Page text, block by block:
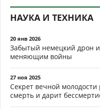
НАУКА И ТЕХНИКА
20 янв 2026
Забытый немецкий дрон
меняющим войны
27 ноя 2025
Секрет вечной
смерть и дарит